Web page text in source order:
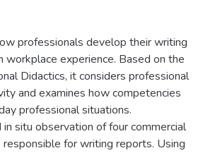
professionals develop their writing
workplace experience. Based on the
Didactics, it considers professional
and examines how competencies
professional situations.
situ observation of four commercial
for writing reports. Using